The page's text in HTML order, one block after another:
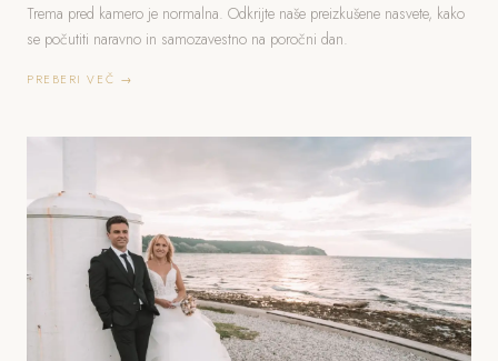
Trema pred kamero je normalna. Odkrijte naše preizkušene nasvete, kako
se počutiti naravno in samozavestno na poročni dan.
PREBERI VEČ →